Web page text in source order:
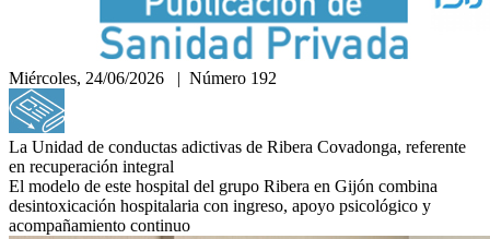
Miércoles, 24/06/2026 | Número 192
La Unidad de conductas adictivas de Ribera Covadonga, referente
en recuperación integral
El modelo de este hospital del grupo Ribera en Gijón combina
desintoxicación hospitalaria con ingreso, apoyo psicológico y
acompañamiento continuo